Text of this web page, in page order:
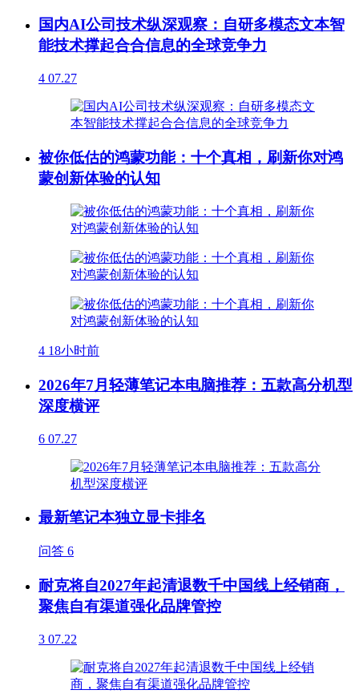
国内AI公司技术纵深观察：自研多模态文本智
能技术撑起合合信息的全球竞争力
4 07.27
被你低估的鸿蒙功能：十个真相，刷新你对鸿
蒙创新体验的认知
4 18小时前
2026年7月轻薄笔记本电脑推荐：五款高分机型
深度横评
6 07.27
最新笔记本独立显卡排名
问答 6
耐克将自2027年起清退数千中国线上经销商，
聚焦自有渠道强化品牌管控
3 07.22